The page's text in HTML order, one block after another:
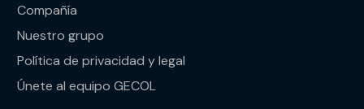
Compañía
Nuestro grupo
Política de privacidad y legal
Únete al equipo GECOL